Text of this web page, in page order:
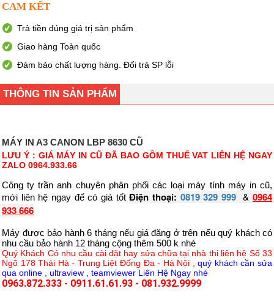
CAM KẾT
Trả tiền đúng giá trị sản phẩm
Giao hàng Toàn quốc
Đảm bảo chất lượng hàng. Đổi trả SP lỗi
THÔNG TIN SẢN PHẨM
MÁY IN A3 CANON LBP 8630 CŨ
LƯU Ý : GIÁ MÁY IN CŨ ĐÃ BAO GỒM THUẾ VAT LIÊN HỆ NGAY
ZALO 0964.933.66
Công ty trần anh chuyên phân phối các loại máy tính máy in cũ,
mới liên hệ ngay để có giá tốtĐiện thoại: 0819 329 999 &0964
933 666
Máy được bảo hành 6 tháng nếu giá đăng ở trên nếu quý khách có
nhu cầu bảo hành 12 tháng cộng thêm 500 k nhé
Quý Khách Có nhu cầu cài đặt hay sửa chữa tại nhà thi liên hệ Số 33
Ngõ 178 Thái Hà - Trung Liệt Đống Đa - Hà Nội ,quý khách cần sửa
qua online , ultraview , teamviewer Liên Hệ Ngay nhé
0963.872.333 - 0911.61.61.93 - 081.932.9999